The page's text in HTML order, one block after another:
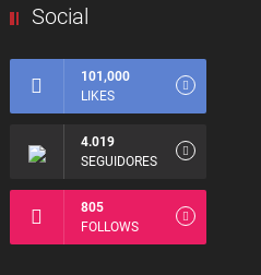
Social
101,000
LIKES
4.019
SEGUIDORES
805
FOLLOWS